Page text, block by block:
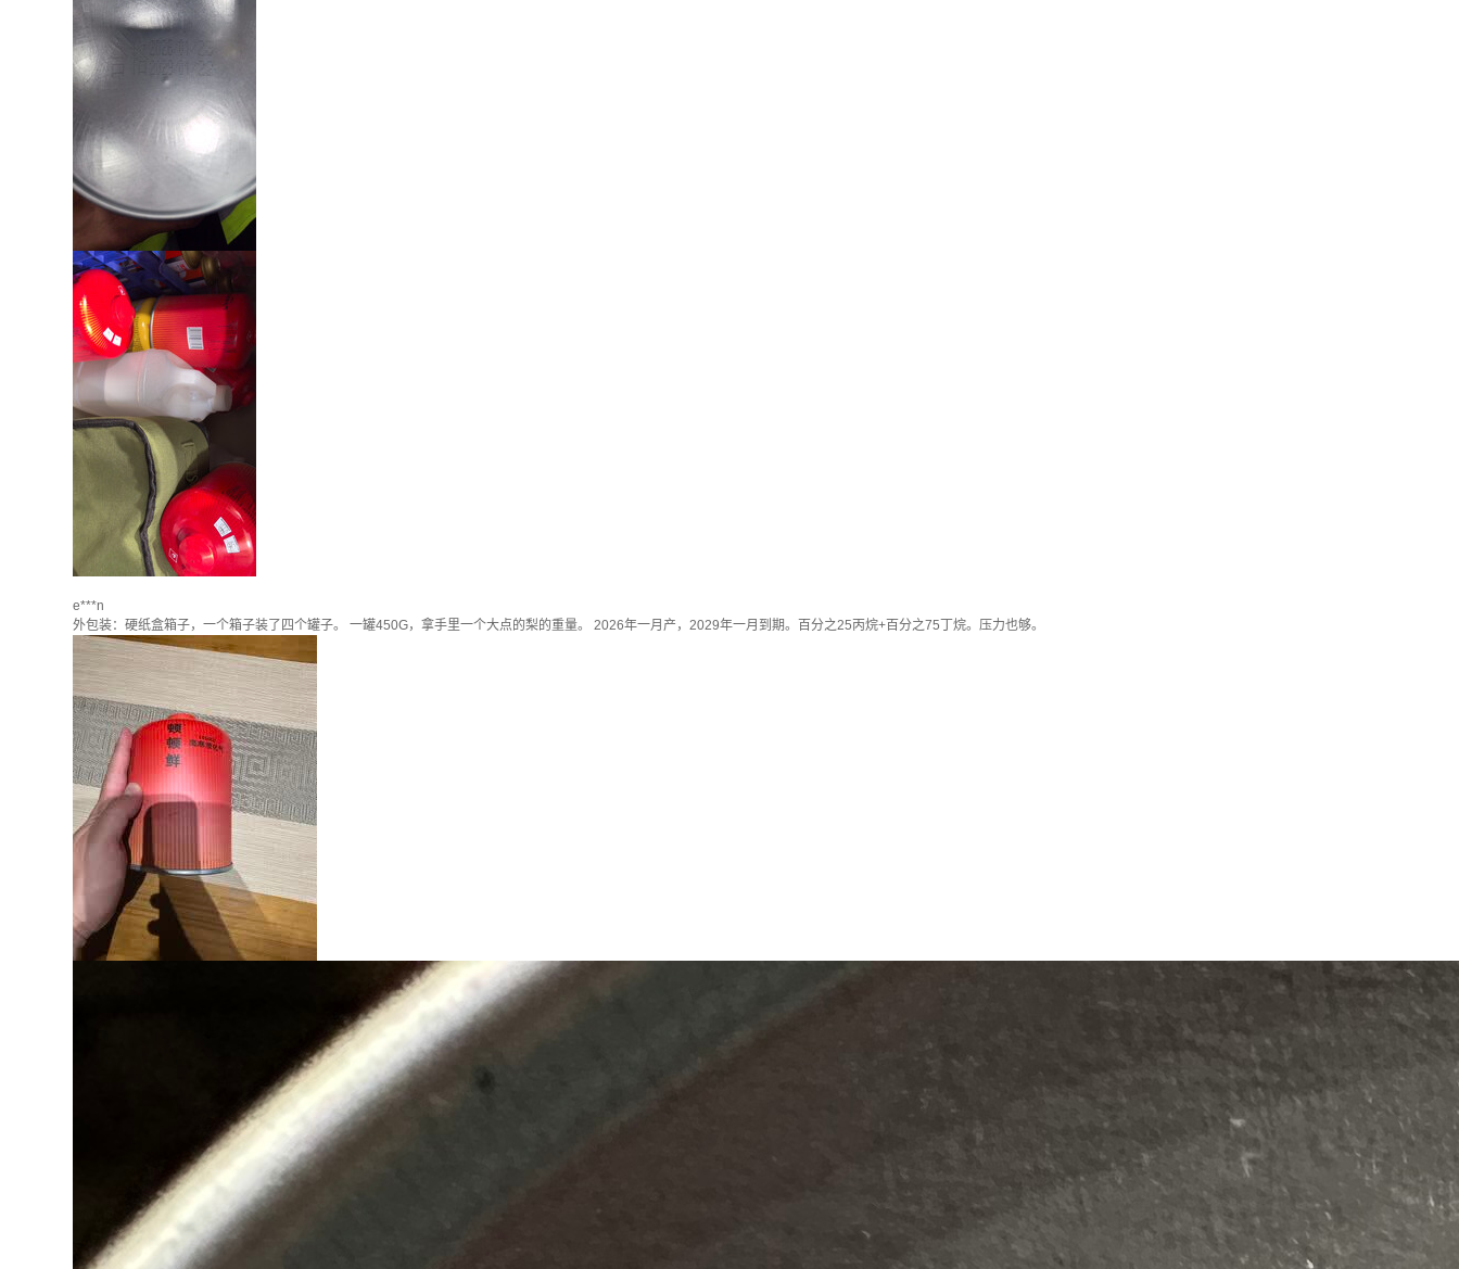
e***n
外包装：硬纸盒箱子，一个箱子装了四个罐子。 一罐450G，拿手里一个大点的梨的重量。 2026年一月产，2029年一月到期。百分之25丙烷+百分之75丁烷。压力也够。